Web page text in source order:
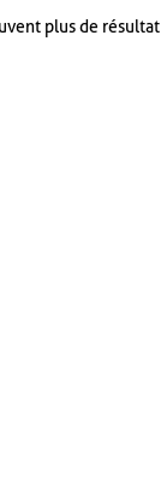
plus de résultat